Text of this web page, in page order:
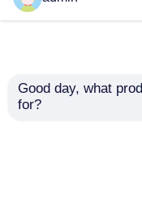
Excavator facile à
Good day, what
for?